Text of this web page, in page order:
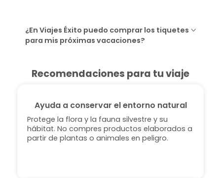
¿En Viajes Éxito puedo comprar los tiquetes
para mis próximas vacaciones?
Recomendaciones para tu viaje
Ayuda a conservar el entorno natural
Protege la flora y la fauna silvestre y su
hábitat. No compres productos elaborados a
partir de plantas o animales en peligro.